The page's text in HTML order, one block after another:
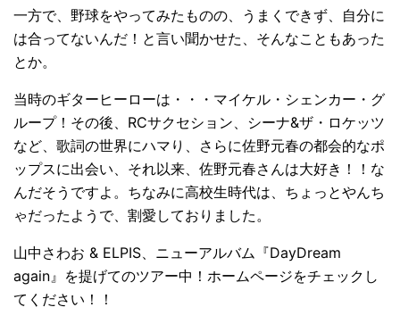
一方で、野球をやってみたものの、うまくできず、自分に
は合ってないんだ！と言い聞かせた、そんなこともあった
とか。
当時のギターヒーローは・・・マイケル・シェンカー・グ
ループ！その後、RCサクセション、シーナ&ザ・ロケッツ
など、歌詞の世界にハマり、さらに佐野元春の都会的なポ
ップスに出会い、それ以来、佐野元春さんは大好き！！な
んだそうですよ。ちなみに高校生時代は、ちょっとやんち
ゃだったようで、割愛しておりました。
山中さわお & ELPIS、ニューアルバム『DayDream
again』を提げてのツアー中！ホームページをチェックし
てください！！